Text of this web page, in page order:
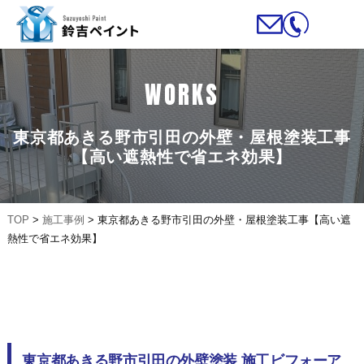
WORKS
東京都あきる野市引田の外壁・屋根塗装工事
【高い遮熱性で省エネ効果】
TOP > 施工事例 > 東京都あきる野市引田の外壁・屋根塗装工事【高い遮
熱性で省エネ効果】